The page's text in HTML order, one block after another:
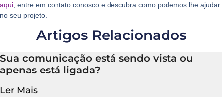
aqui , entre em contato conosco e descubra como podemos lhe ajudar
no seu projeto.
Artigos Relacionados
Sua comunicação está sendo vista ou
apenas está ligada?
Ler Mais